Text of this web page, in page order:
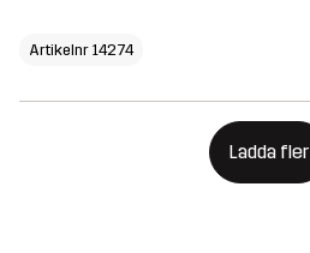
Artikelnr 14274
Ladda fler